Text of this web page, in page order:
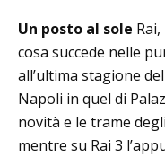
Un posto al sole
cosa succede nelle
all’ultima stagione
Napoli in quel di
novità e le trame
mentre su Rai 3